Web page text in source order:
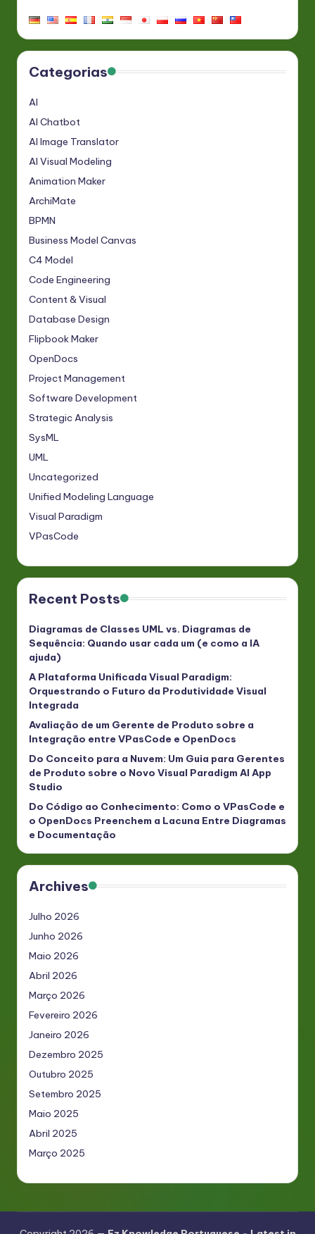
Categorias
AI
AI Chatbot
AI Image Translator
AI Visual Modeling
Animation Maker
ArchiMate
BPMN
Business Model Canvas
C4 Model
Code Engineering
Content & Visual
Database Design
Flipbook Maker
OpenDocs
Project Management
Software Development
Strategic Analysis
SysML
UML
Uncategorized
Unified Modeling Language
Visual Paradigm
VPasCode
Recent Posts
Diagramas de Classes UML vs. Diagramas de
Sequência: Quando usar cada um (e como a IA
ajuda)
A Plataforma Unificada Visual Paradigm:
Orquestrando o Futuro da Produtividade Visual
Integrada
Avaliação de um Gerente de Produto sobre a
Integração entre VPasCode e OpenDocs
Do Conceito para a Nuvem: Um Guia para Gerentes
de Produto sobre o Novo Visual Paradigm AI App
Studio
Do Código ao Conhecimento: Como o VPasCode e
o OpenDocs Preenchem a Lacuna Entre Diagramas
e Documentação
Archives
Julho 2026
Junho 2026
Maio 2026
Abril 2026
Março 2026
Fevereiro 2026
Janeiro 2026
Dezembro 2025
Outubro 2025
Setembro 2025
Maio 2025
Abril 2025
Março 2025